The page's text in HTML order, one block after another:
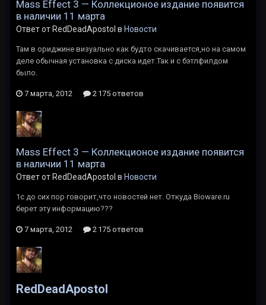
Mass Effect 3 — Коллекционое издание появится
в наличии 11 марта
Ответ от RedDeadApostol в Новости
Там в ориджине визуально как будто скачивается,но на самом
деле обычная установка с диска идет.Так и с бэтлфилдом
было.
7 марта, 2012 2 175 ответов
Mass Effect 3 — Коллекционое издание появится
в наличии 11 марта
Ответ от RedDeadApostol в Новости
1c до сих пор говорит,что новостей нет. Откуда Bioware.ru
берет эту информацию???
7 марта, 2012 2 175 ответов
RedDeadApostol